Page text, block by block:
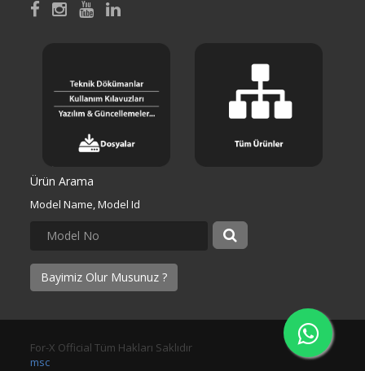
Ürün Arama
Model Name, Model Id
Bayimiz Olur Musunuz ?
For-X Official Tüm Hakları Saklıdır
msc